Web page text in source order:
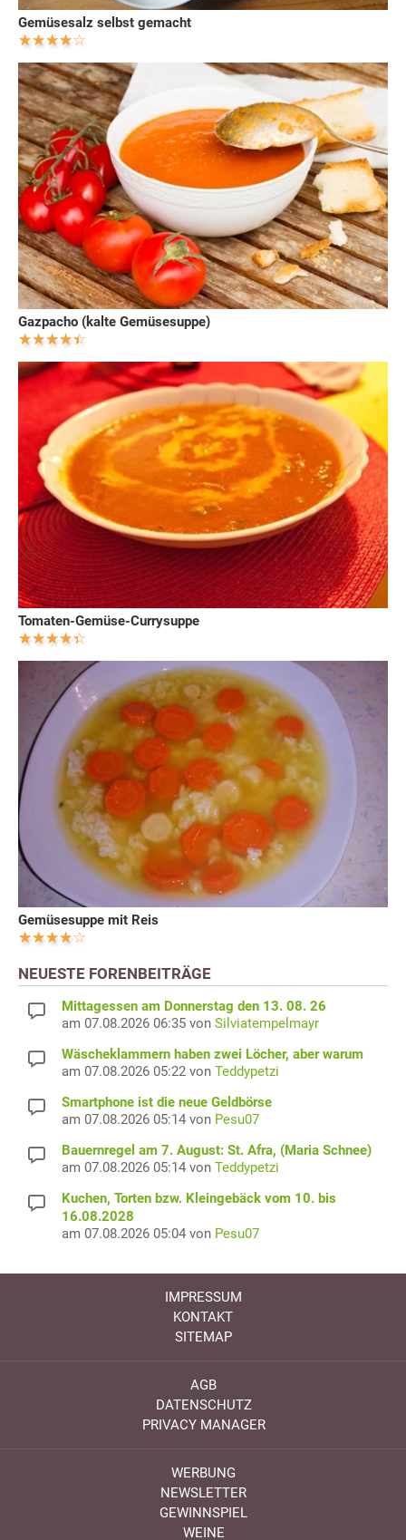
Gemüsesalz selbst gemacht
Gazpacho (kalte Gemüsesuppe)
Tomaten-Gemüse-Currysuppe
Gemüsesuppe mit Reis
NEUESTE FORENBEITRÄGE
Mittagessen am Donnerstag den 13. 08. 26
am 07.08.2026 06:35 von Silviatempelmayr
Wäscheklammern haben zwei Löcher, aber warum
am 07.08.2026 05:22 von Teddypetzi
Smartphone ist die neue Geldbörse
am 07.08.2026 05:14 von Pesu07
Bauernregel am 7. August: St. Afra, (Maria Schnee)
am 07.08.2026 05:14 von Teddypetzi
Kuchen, Torten bzw. Kleingebäck vom 10. bis
16.08.2028
am 07.08.2026 05:04 von Pesu07
IMPRESSUM
KONTAKT
SITEMAP
AGB
DATENSCHUTZ
PRIVACY MANAGER
WERBUNG
NEWSLETTER
GEWINNSPIEL
WEINE